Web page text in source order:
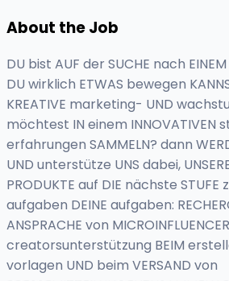
About the Job
DU bist AUF der SUCHE nach
DU wirklich ETWAS bewegen
KREATIVE marketing- UND
möchtest IN einem INNOVATIVEN
erfahrungen SAMMELN? dann
UND unterstütze UNS dabei,
PRODUKTE auf DIE nächste STUFE
aufgaben DEINE aufgaben:
ANSPRACHE von
creatorsunterstützung BEIM
vorlagen UND beim VERSAND von